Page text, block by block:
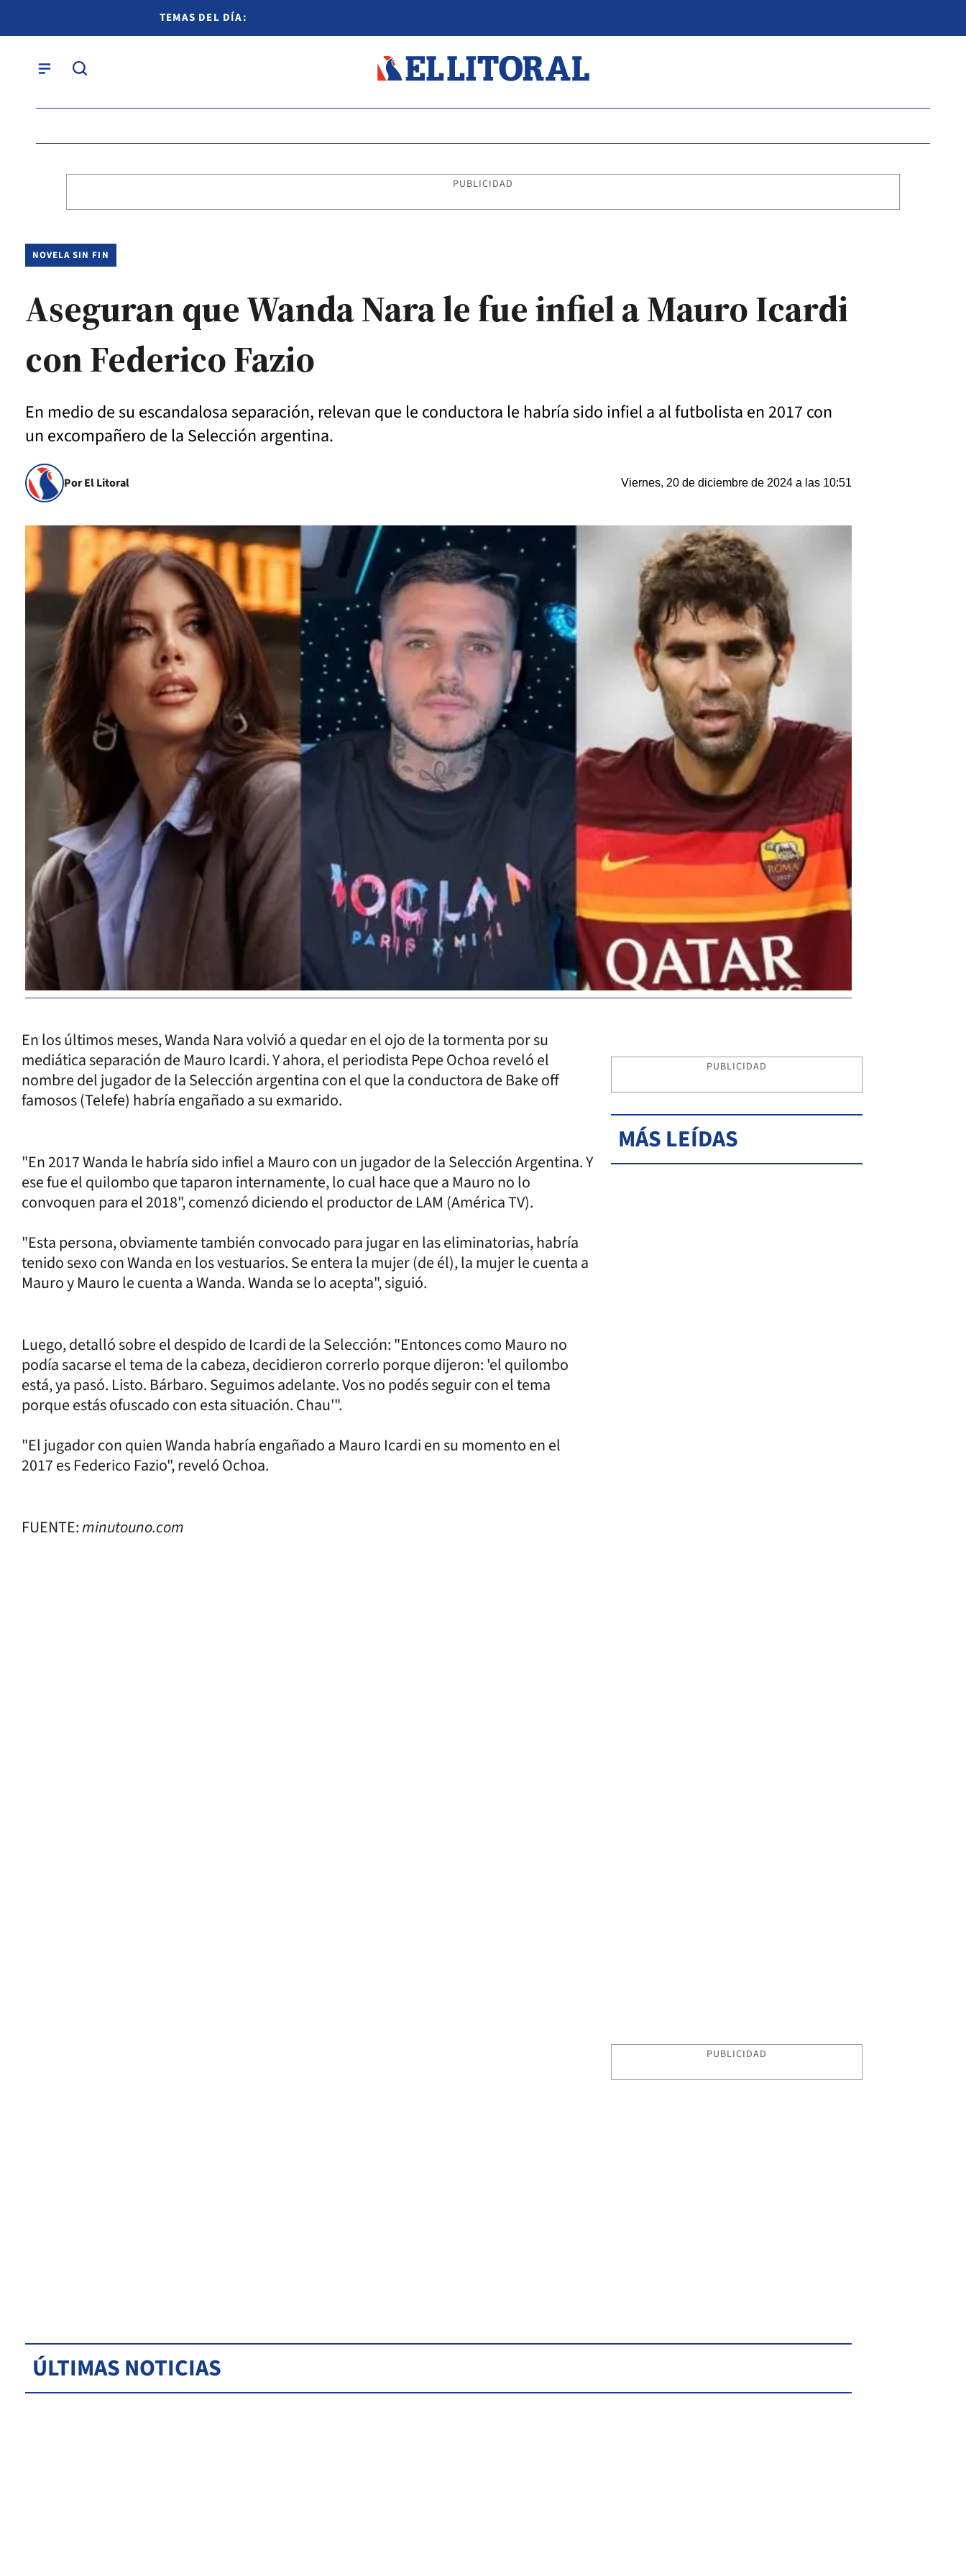
TEMAS DEL DÍA:
PUBLICIDAD
NOVELA SIN FIN
Aseguran que Wanda Nara le fue infiel a Mauro Icardi
con Federico Fazio
En medio de su escandalosa separación, relevan que le conductora le habría sido infiel a al futbolista en 2017 con
un excompañero de la Selección argentina.
Por El Litoral Viernes, 20 de diciembre de 2024 a las 10:51
En los últimos meses, Wanda Nara volvió a quedar en el ojo de la tormenta por su
mediática separación de Mauro Icardi. Y ahora, el periodista Pepe Ochoa reveló el
nombre del jugador de la Selección argentina con el que la conductora de Bake off
famosos (Telefe) habría engañado a su exmarido.
"En 2017 Wanda le habría sido infiel a Mauro con un jugador de la Selección Argentina. Y
ese fue el quilombo que taparon internamente, lo cual hace que a Mauro no lo
convoquen para el 2018", comenzó diciendo el productor de LAM (América TV).
"Esta persona, obviamente también convocado para jugar en las eliminatorias, habría
tenido sexo con Wanda en los vestuarios. Se entera la mujer (de él), la mujer le cuenta a
Mauro y Mauro le cuenta a Wanda. Wanda se lo acepta", siguió.
Luego, detalló sobre el despido de Icardi de la Selección: "Entonces como Mauro no
podía sacarse el tema de la cabeza, decidieron correrlo porque dijeron: 'el quilombo
está, ya pasó. Listo. Bárbaro. Seguimos adelante. Vos no podés seguir con el tema
porque estás ofuscado con esta situación. Chau'".
"El jugador con quien Wanda habría engañado a Mauro Icardi en su momento en el
2017 es Federico Fazio", reveló Ochoa.
FUENTE:minutouno.com
PUBLICIDAD
MÁS LEÍDAS
PUBLICIDAD
ÚLTIMAS NOTICIAS